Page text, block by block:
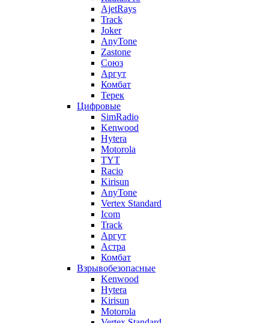
AjetRays
Track
Joker
AnyTone
Zastone
Союз
Аргут
Комбат
Терек
Цифровые
SimRadio
Kenwood
Hytera
Motorola
TYT
Racio
Kirisun
AnyTone
Vertex Standard
Icom
Track
Аргут
Астра
Комбат
Взрывобезопасные
Kenwood
Hytera
Kirisun
Motorola